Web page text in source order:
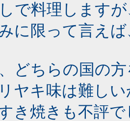
で料理します
に限って言え
どちらの国の
ヤキ味は難し
き焼きも不評で